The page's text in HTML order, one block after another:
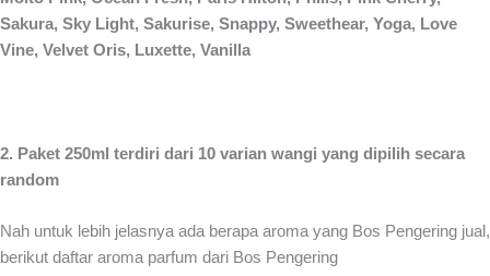
Sakura, Sky Light, Sakurise, Snappy, Sweethear, Yoga, Love
Vine, Velvet Oris, Luxette, Vanilla
2. Paket 250ml terdiri dari 10 varian wangi yang dipilih secara
random
Nah untuk lebih jelasnya ada berapa aroma yang Bos Pengering jual,
berikut daftar aroma parfum dari Bos Pengering